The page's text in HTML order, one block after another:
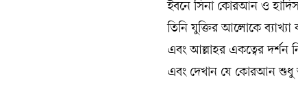
ইবনে সিনা কোরআন ও হাদিস
তিনি যুক্তির আলোকে
এবং আল্লাহর একত্বের দর্শন
এবং দেখান যে কোরআন শুধু